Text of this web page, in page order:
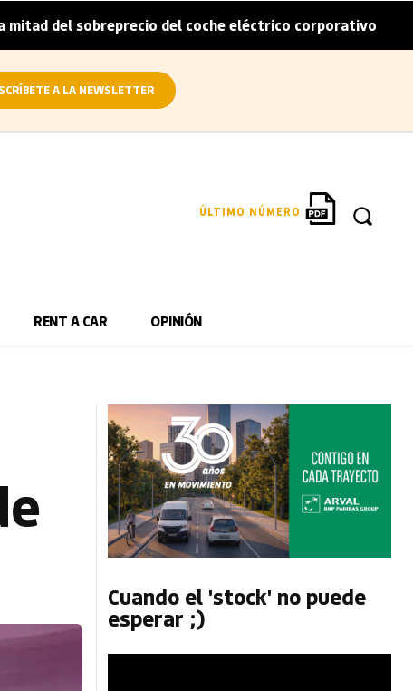
del coche eléctrico corporativo | Arval
A LA NEWSLETTER
ÚLTIMO NÚMERO
RENT A CAR OPINIÓN
Cuando el 'stock' no puede
esperar ;)